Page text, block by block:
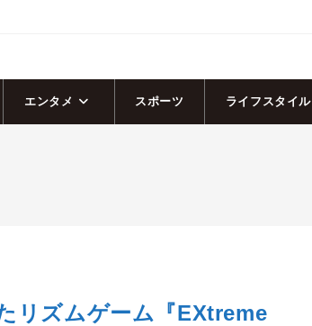
エンタメ スポーツ ライフスタイル
リズムゲーム『EXtreme